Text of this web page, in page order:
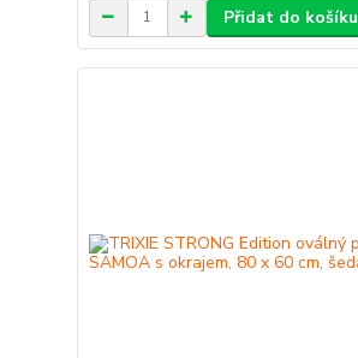
Přidat do košíku